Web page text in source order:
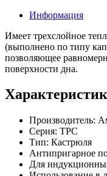
Информация
Имеет трехслойное
(выполнено по типу
позволяющее
поверхности дна.
Производитель:
Серия: ТРС
Тип: Кастрюля
Антипригарное
Для